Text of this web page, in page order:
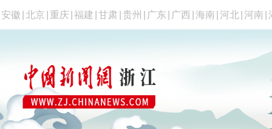
安徽 北京 重庆 福建 甘肃 贵州 广东 广西 海南 河北 河南